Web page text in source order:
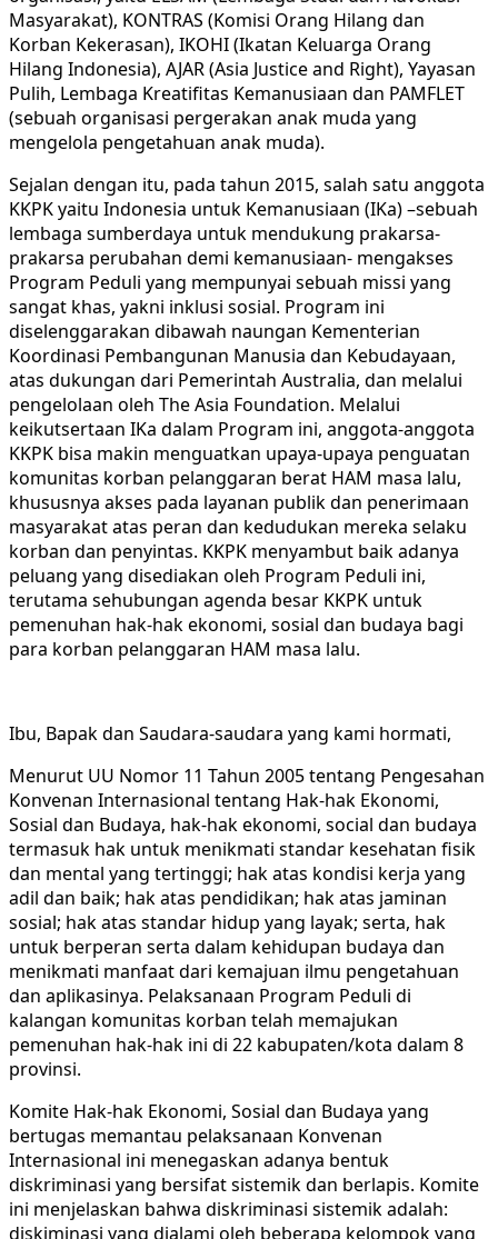
Masyarakat), KONTRAS (Komisi Orang Hilang dan
Korban Kekerasan), IKOHI (Ikatan Keluarga Orang
Hilang Indonesia), AJAR (Asia Justice and Right), Yayasan
Pulih, Lembaga Kreatifitas Kemanusiaan dan PAMFLET
(sebuah organisasi pergerakan anak muda yang
mengelola pengetahuan anak muda).
Sejalan dengan itu, pada tahun 2015, salah satu anggota
KKPK yaitu Indonesia untuk Kemanusiaan (IKa) –sebuah
lembaga sumberdaya untuk mendukung prakarsa-
prakarsa perubahan demi kemanusiaan- mengakses
Program Peduli yang mempunyai sebuah missi yang
sangat khas, yakni inklusi sosial. Program ini
diselenggarakan dibawah naungan Kementerian
Koordinasi Pembangunan Manusia dan Kebudayaan,
atas dukungan dari Pemerintah Australia, dan melalui
pengelolaan oleh The Asia Foundation. Melalui
keikutsertaan IKa dalam Program ini, anggota-anggota
KKPK bisa makin menguatkan upaya-upaya penguatan
komunitas korban pelanggaran berat HAM masa lalu,
khususnya akses pada layanan publik dan penerimaan
masyarakat atas peran dan kedudukan mereka selaku
korban dan penyintas. KKPK menyambut baik adanya
peluang yang disediakan oleh Program Peduli ini,
terutama sehubungan agenda besar KKPK untuk
pemenuhan hak-hak ekonomi, sosial dan budaya bagi
para korban pelanggaran HAM masa lalu.
Ibu, Bapak dan Saudara-saudara yang kami hormati,
Menurut UU Nomor 11 Tahun 2005 tentang Pengesahan
Konvenan Internasional tentang Hak-hak Ekonomi,
Sosial dan Budaya, hak-hak ekonomi, social dan budaya
termasuk hak untuk menikmati standar kesehatan fisik
dan mental yang tertinggi; hak atas kondisi kerja yang
adil dan baik; hak atas pendidikan; hak atas jaminan
sosial; hak atas standar hidup yang layak; serta, hak
untuk berperan serta dalam kehidupan budaya dan
menikmati manfaat dari kemajuan ilmu pengetahuan
dan aplikasinya. Pelaksanaan Program Peduli di
kalangan komunitas korban telah memajukan
pemenuhan hak-hak ini di 22 kabupaten/kota dalam 8
provinsi.
Komite Hak-hak Ekonomi, Sosial dan Budaya yang
bertugas memantau pelaksanaan Konvenan
Internasional ini menegaskan adanya bentuk
diskriminasi yang bersifat sistemik dan berlapis. Komite
ini menjelaskan bahwa diskriminasi sistemik adalah:
diskiminasi yang dialami oleh beberapa kelompok yang